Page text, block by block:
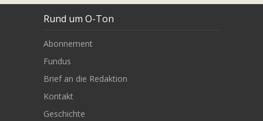
Rund um O-Ton
Abonnement
Fundus
Brief an die Redaktion
Kontakt
Geschichte